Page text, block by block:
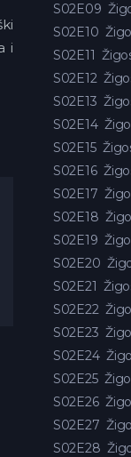
i
S02E09
S02E10
S02E11
S02E12
S02E13
S02E14
S02E15
S02E16
S02E17
S02E18
S02E19
S02E20
S02E21
S02E22
S02E23
S02E24
S02E25
S02E26
S02E27
S02E28